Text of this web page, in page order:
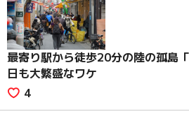
最寄り駅から徒歩20分の陸の孤島
日も大繁盛なワケ
4